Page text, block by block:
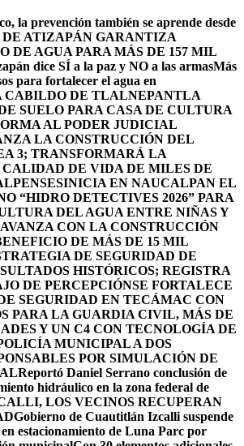
la prevención también se aprende desde
DE ATIZAPÁN GARANTIZA
DE AGUA PARA MÁS DE 157 MIL
dice SÍ a la paz y NO a las armasMás
para fortalecer el agua en
CABILDO DE TLALNEPANTLA
SUELO PARA CASA DE CULTURA
AL PODER JUDICIAL
LA CONSTRUCCIÓN DEL
3; TRANSFORMARÁ LA
DE VIDA DE MILES DE
INICIA EN NAUCALPAN EL
“HIDRO DETECTIVES 2026” PARA
DEL AGUA ENTRE NIÑAS Y
CON LA CONSTRUCCIÓN
DE MÁS DE 15 MIL
DE SEGURIDAD DE
HISTÓRICOS; REGISTRA
DE PERCEPCIÓNSE FORTALECE
SEGURIDAD EN TECÁMAC CON
PARA LA GUARDIA CIVIL, MÁS DE
Y UN C4 CON TECNOLOGÍA DE
MUNICIPAL A DOS
POR SIMULACIÓN DE
Reportó Daniel Serrano conclusión de
hidráulico en la zona federal de
LOS VECINOS RECUPERAN
Gobierno de Cuautitlán Izcalli suspende
estacionamiento de Luna Parc por